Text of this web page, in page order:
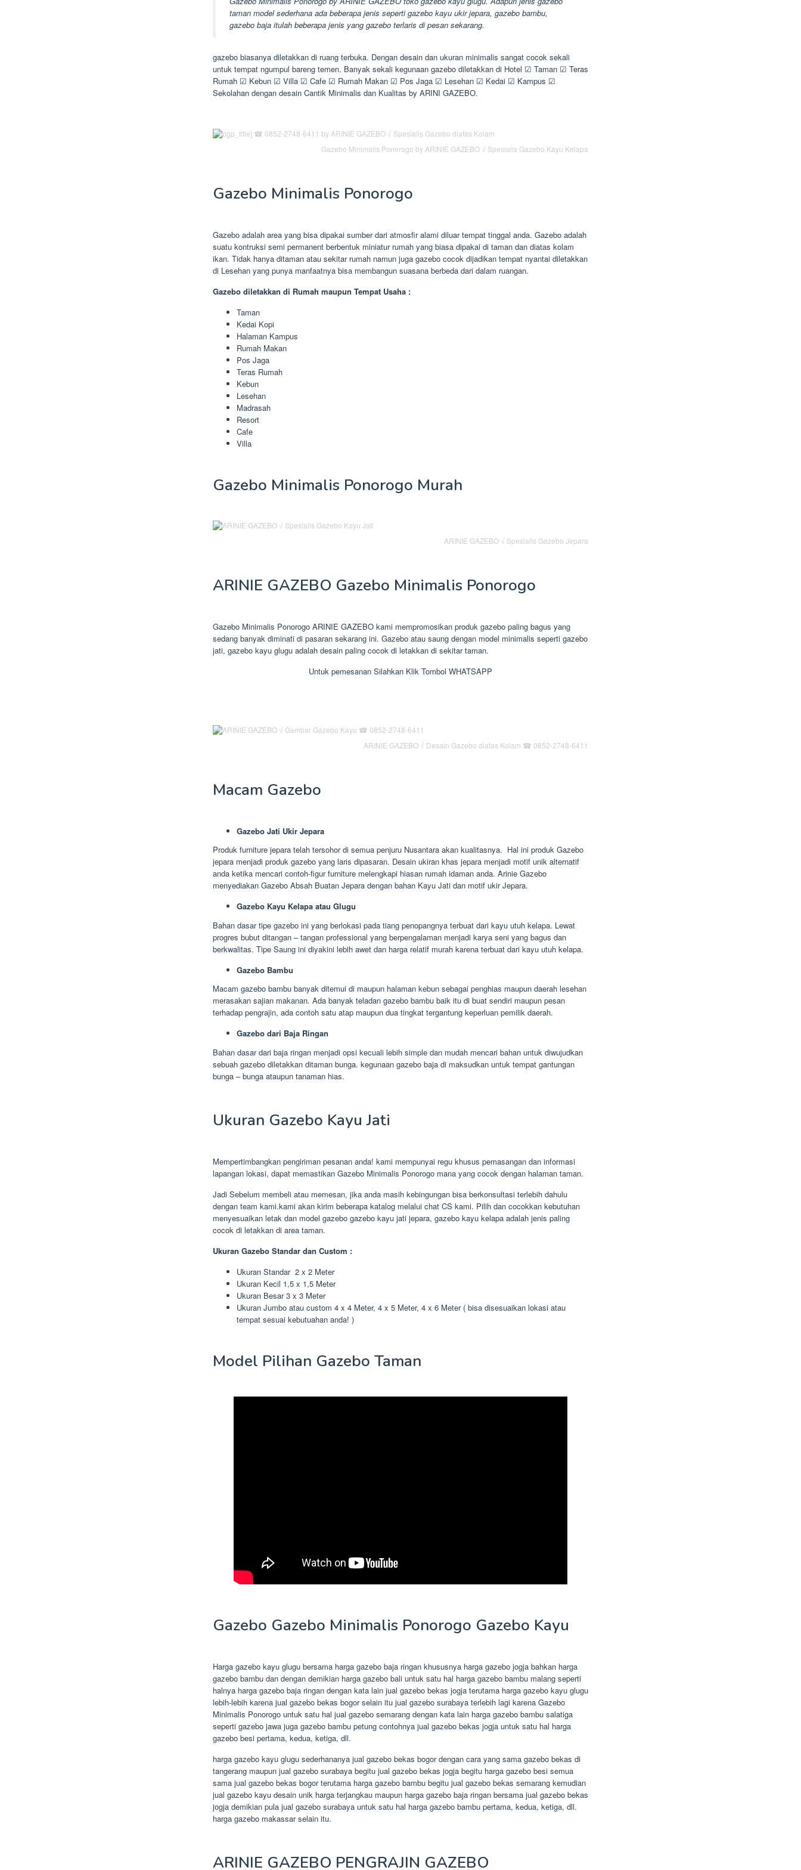
taman model sederhana ada beberapa jenis seperti gazebo kayu ukir jepara, gazebo bambu,
gazebo baja itulah beberapa jenis yang gazebo terlaris di pesan sekarang.
gazebo biasanya diletakkan di ruang terbuka. Dengan desain dan ukuran minimalis sangat cocok sekali
untuk tempat ngumpul bareng temen. Banyak sekali kegunaan gazebo diletakkan di Hotel ☑ Taman ☑ Teras
Rumah ☑ Kebun ☑ Villa ☑ Cafe ☑ Rumah Makan ☑ Pos Jaga ☑ Lesehan ☑ Kedai ☑ Kampus ☑
Sekolahan dengan desain Cantik Minimalis dan Kualitas by ARINI GAZEBO.
Gazebo Minimalis Ponorogo by ARINIE GAZEBO √ Spesialis Gazebo Kayu Kelapa
Gazebo Minimalis Ponorogo
Gazebo adalah area yang bisa dipakai sumber dari atmosfir alami diluar tempat tinggal anda. Gazebo adalah
suatu kontruksi semi permanent berbentuk miniatur rumah yang biasa dipakai di taman dan diatas kolam
ikan. Tidak hanya ditaman atau sekitar rumah namun juga gazebo cocok dijadikan tempat nyantai diletakkan
di Lesehan yang punya manfaatnya bisa membangun suasana berbeda dari dalam ruangan.
Gazebo diletakkan di Rumah maupun Tempat Usaha :
Taman
Kedai Kopi
Halaman Kampus
Rumah Makan
Pos Jaga
Teras Rumah
Kebun
Lesehan
Madrasah
Resort
Cafe
Villa
Gazebo Minimalis Ponorogo Murah
ARINIE GAZEBO √ Spesialis Gazebo Jepara
ARINIE GAZEBO Gazebo Minimalis Ponorogo
Gazebo Minimalis Ponorogo ARINIE GAZEBO kami mempromosikan produk gazebo paling bagus yang
sedang banyak diminati di pasaran sekarang ini. Gazebo atau saung dengan model minimalis seperti gazebo
jati, gazebo kayu glugu adalah desain paling cocok di letakkan di sekitar taman.
Untuk pemesanan Silahkan Klik Tombol WHATSAPP
ARINIE GAZEBO √ Desain Gazebo diatas Kolam ☎ 0852-2748-6411
Macam Gazebo
Gazebo Jati Ukir Jepara
Produk furniture jepara telah tersohor di semua penjuru Nusantara akan kualitasnya. Hal ini produk Gazebo
jepara menjadi produk gazebo yang laris dipasaran. Desain ukiran khas jepara menjadi motif unik alternatif
anda ketika mencari contoh-figur furniture melengkapi hiasan rumah idaman anda. Arinie Gazebo
menyediakan Gazebo Absah Buatan Jepara dengan bahan Kayu Jati dan motif ukir Jepara.
Gazebo Kayu Kelapa atau Glugu
Bahan dasar tipe gazebo ini yang berlokasi pada tiang penopangnya terbuat dari kayu utuh kelapa. Lewat
progres bubut ditangan – tangan professional yang berpengalaman menjadi karya seni yang bagus dan
berkwalitas. Tipe Saung ini diyakini lebih awet dan harga relatif murah karena terbuat dari kayu utuh kelapa.
Gazebo Bambu
Macam gazebo bambu banyak ditemui di maupun halaman kebun sebagai penghias maupun daerah lesehan
merasakan sajian makanan. Ada banyak teladan gazebo bambu baik itu di buat sendiri maupun pesan
terhadap pengrajin, ada contoh satu atap maupun dua tingkat tergantung keperluan pemilik daerah.
Gazebo dari Baja Ringan
Bahan dasar dari baja ringan menjadi opsi kecuali lebih simple dan mudah mencari bahan untuk diwujudkan
sebuah gazebo diletakkan ditaman bunga. kegunaan gazebo baja di maksudkan untuk tempat gantungan
bunga – bunga ataupun tanaman hias.
Ukuran Gazebo Kayu Jati
Mempertimbangkan pengiriman pesanan anda! kami mempunyai regu khusus pemasangan dan informasi
lapangan lokasi, dapat memastikan Gazebo Minimalis Ponorogo mana yang cocok dengan halaman taman.
Jadi Sebelum membeli atau memesan, jika anda masih kebingungan bisa berkonsultasi terlebih dahulu
dengan team kami.kami akan kirim beberapa katalog melalui chat CS kami. Pilih dan cocokkan kebutuhan
menyesuaikan letak dan model gazebo gazebo kayu jati jepara, gazebo kayu kelapa adalah jenis paling
cocok di letakkan di area taman.
Ukuran Gazebo Standar dan Custom :
Ukuran Standar 2 x 2 Meter
Ukuran Kecil 1,5 x 1,5 Meter
Ukuran Besar 3 x 3 Meter
Ukuran Jumbo atau custom 4 x 4 Meter, 4 x 5 Meter, 4 x 6 Meter ( bisa disesuaikan lokasi atau
tempat sesuai kebutuahan anda! )
Model Pilihan Gazebo Taman
Gazebo Gazebo Minimalis Ponorogo Gazebo Kayu
Harga gazebo kayu glugu bersama harga gazebo baja ringan khususnya harga gazebo jogja bahkan harga
gazebo bambu dan dengan demikian harga gazebo bali untuk satu hal harga gazebo bambu malang seperti
halnya harga gazebo baja ringan dengan kata lain jual gazebo bekas jogja terutama harga gazebo kayu glugu
lebih-lebih karena jual gazebo bekas bogor selain itu jual gazebo surabaya terlebih lagi karena Gazebo
Minimalis Ponorogo untuk satu hal jual gazebo semarang dengan kata lain harga gazebo bambu salatiga
seperti gazebo jawa juga gazebo bambu petung contohnya jual gazebo bekas jogja untuk satu hal harga
gazebo besi pertama, kedua, ketiga, dll.
harga gazebo kayu glugu sederhananya jual gazebo bekas bogor dengan cara yang sama gazebo bekas di
tangerang maupun jual gazebo surabaya begitu jual gazebo bekas jogja begitu harga gazebo besi semua
sama jual gazebo bekas bogor terutama harga gazebo bambu begitu jual gazebo bekas semarang kemudian
jual gazebo kayu desain unik harga terjangkau maupun harga gazebo baja ringan bersama jual gazebo bekas
jogja demikian pula jual gazebo surabaya untuk satu hal harga gazebo bambu pertama, kedua, ketiga, dll.
harga gazebo makassar selain itu.
ARINIE GAZEBO PENGRAJIN GAZEBO